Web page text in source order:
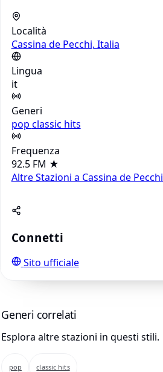
Località
Cassina de Pecchi, Italia
Lingua
it
Generi
pop classic hits
Frequenza
92.5 FM ★
Altre Stazioni a Cassina de Pecchi
Connetti
Sito ufficiale
Generi correlati
Esplora altre stazioni in questi stili.
pop classic hits